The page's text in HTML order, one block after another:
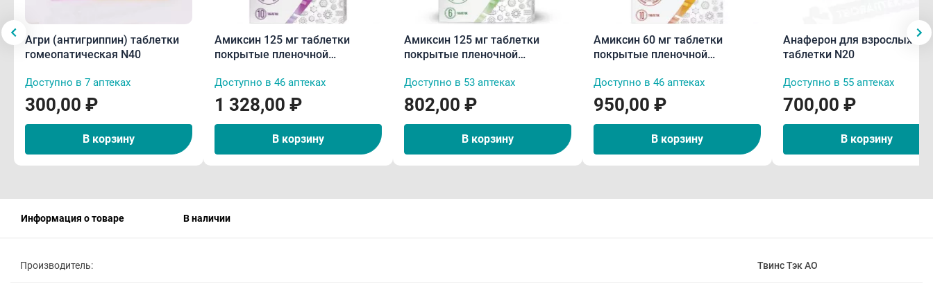
Агри (антигриппин) таблетки
гомеопатическая N40
Доступно в 7 аптеках
300,00 ₽
В корзину
Амиксин 125 мг таблетки
покрытые пленочной
Доступно в 46 аптеках
1 328,00 ₽
В корзину
Амиксин 125 мг таблетки
покрытые пленочной
Доступно в 53 аптеках
802,00 ₽
В корзину
Амиксин 60 мг таблетки
покрытые пленочной
Доступно в 46 аптеках
950,00 ₽
В корзину
Анаферон для взрослых
таблетки N20
Доступно в 55 аптеках
700,00 ₽
В корзину
Информация о товаре В наличии
Производитель: Твинс Тэк АО